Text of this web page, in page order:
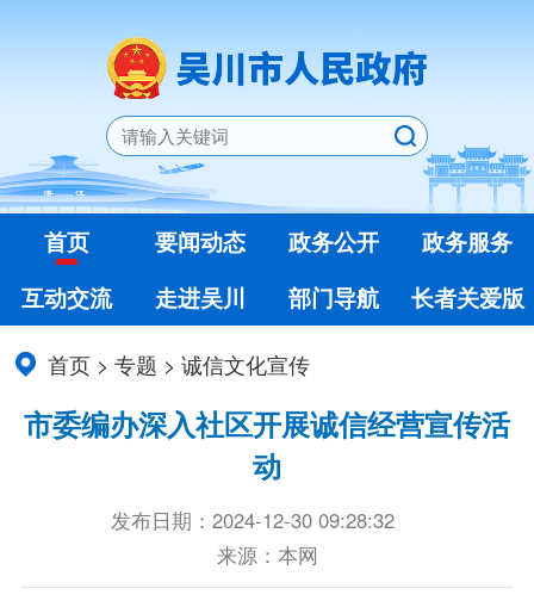
首页 要闻动态 政务公开
政务服务
互动交流
走进吴川 部门导航 长者关爱版
首页 >专题 >诚信文化宣传
市委编办深入社区开展诚信经营宣传活
动
发布日期：2024-12-30 09:28:32
来源：本网